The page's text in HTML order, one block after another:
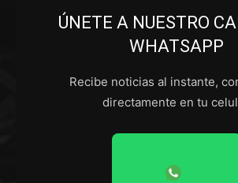
ÚNETE A NUESTRO
WHATSAPP
Recibe noticias al instante,
directamente en tu